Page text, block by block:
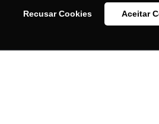
Recusar Cookies Aceitar